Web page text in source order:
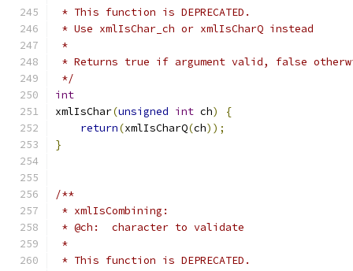
* This function is DEPRECATED.
* Use xmlIsChar_ch or xmlIsCharQ instead
*
* Returns true if argument valid, false
*/
int
xmlIsChar(unsigned int ch)
{
return(xmlIsCharQ(ch));
}
/**
* xmlIsCombining:
* @ch:  character to validate
*
* This function is DEPRECATED.